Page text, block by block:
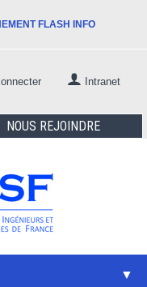
FLASH INFO
Intranet
NOUS REJOINDRE
▼